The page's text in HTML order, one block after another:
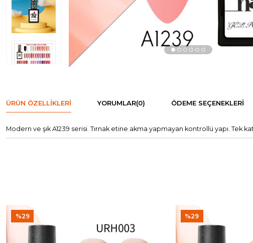
ÜRÜN ÖZELLIKLERI YORUMLAR(0) ÖDEME SEÇENEKLERI
Modern ve şık A1239 serisi. Tırnak etine akma yapmayan kontrollü yapı.
%29 %29